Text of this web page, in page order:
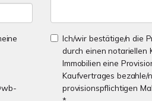
Ich/wir bestätige/n die
durch einen notariellen
Immobilien eine
Kaufvertrages bezahle/
provisionspflichtigen